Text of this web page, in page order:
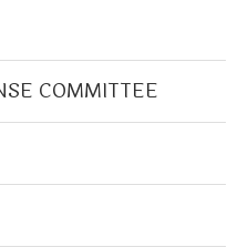
COMMITTEE